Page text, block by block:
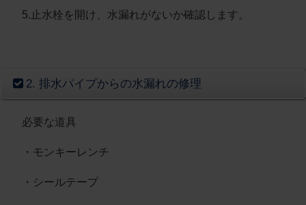
5.止水栓を開け、水漏れがないか確認します。
​2. 排水パイプからの水漏れの修理
必要な道具
・モンキーレンチ
・シールテープ